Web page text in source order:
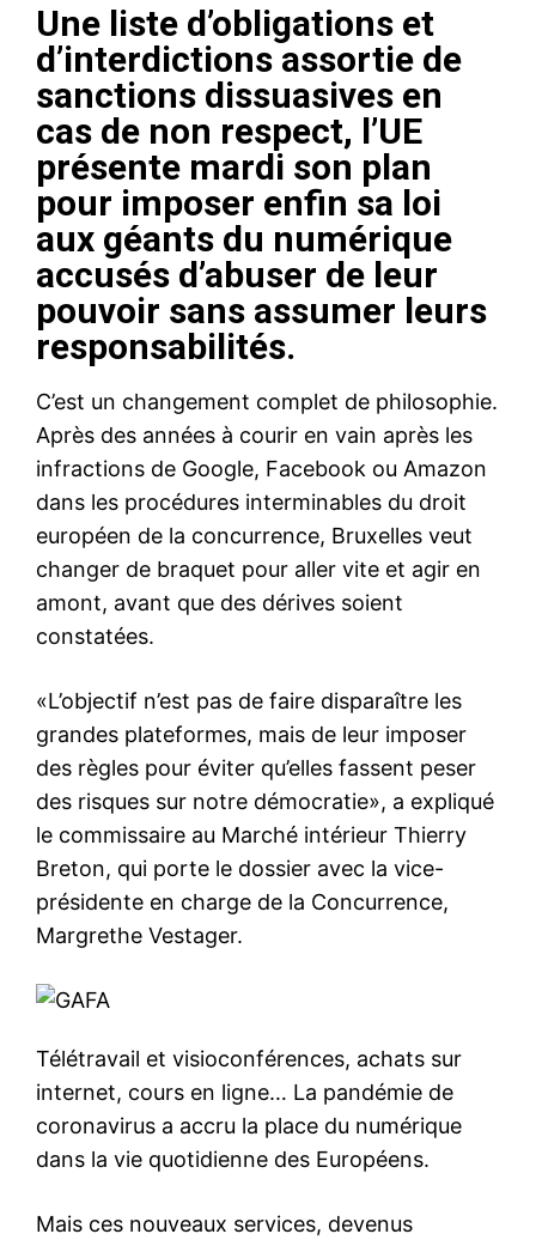
Une liste d’obligations et
d’interdictions assortie de
sanctions dissuasives en
cas de non respect, l’UE
présente mardi son plan
pour imposer enfin sa loi
aux géants du numérique
accusés d’abuser de leur
pouvoir sans assumer leurs
responsabilités.
C’est un changement complet de philosophie.
Après des années à courir en vain après les
infractions de Google, Facebook ou Amazon
dans les procédures interminables du droit
européen de la concurrence, Bruxelles veut
changer de braquet pour aller vite et agir en
amont, avant que des dérives soient
constatées.
«L’objectif n’est pas de faire disparaître les
grandes plateformes, mais de leur imposer
des règles pour éviter qu’elles fassent peser
des risques sur notre démocratie», a expliqué
le commissaire au Marché intérieur Thierry
Breton, qui porte le dossier avec la vice-
présidente en charge de la Concurrence,
Margrethe Vestager.
Télétravail et visioconférences, achats sur
internet, cours en ligne… La pandémie de
coronavirus a accru la place du numérique
dans la vie quotidienne des Européens.
Mais ces nouveaux services, devenus